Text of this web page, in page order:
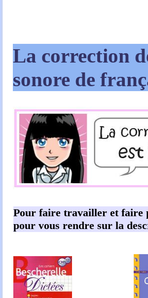
La correction
sonore de
Pour faire travailler et faire
pour vous rendre sur la